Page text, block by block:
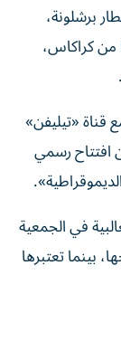
برشلونة،
نحو 240 كيلومترا من كراكاس،
قناة «تيليفن»
افتتاح رسمي
في الجمعية
بينما تعتبرها